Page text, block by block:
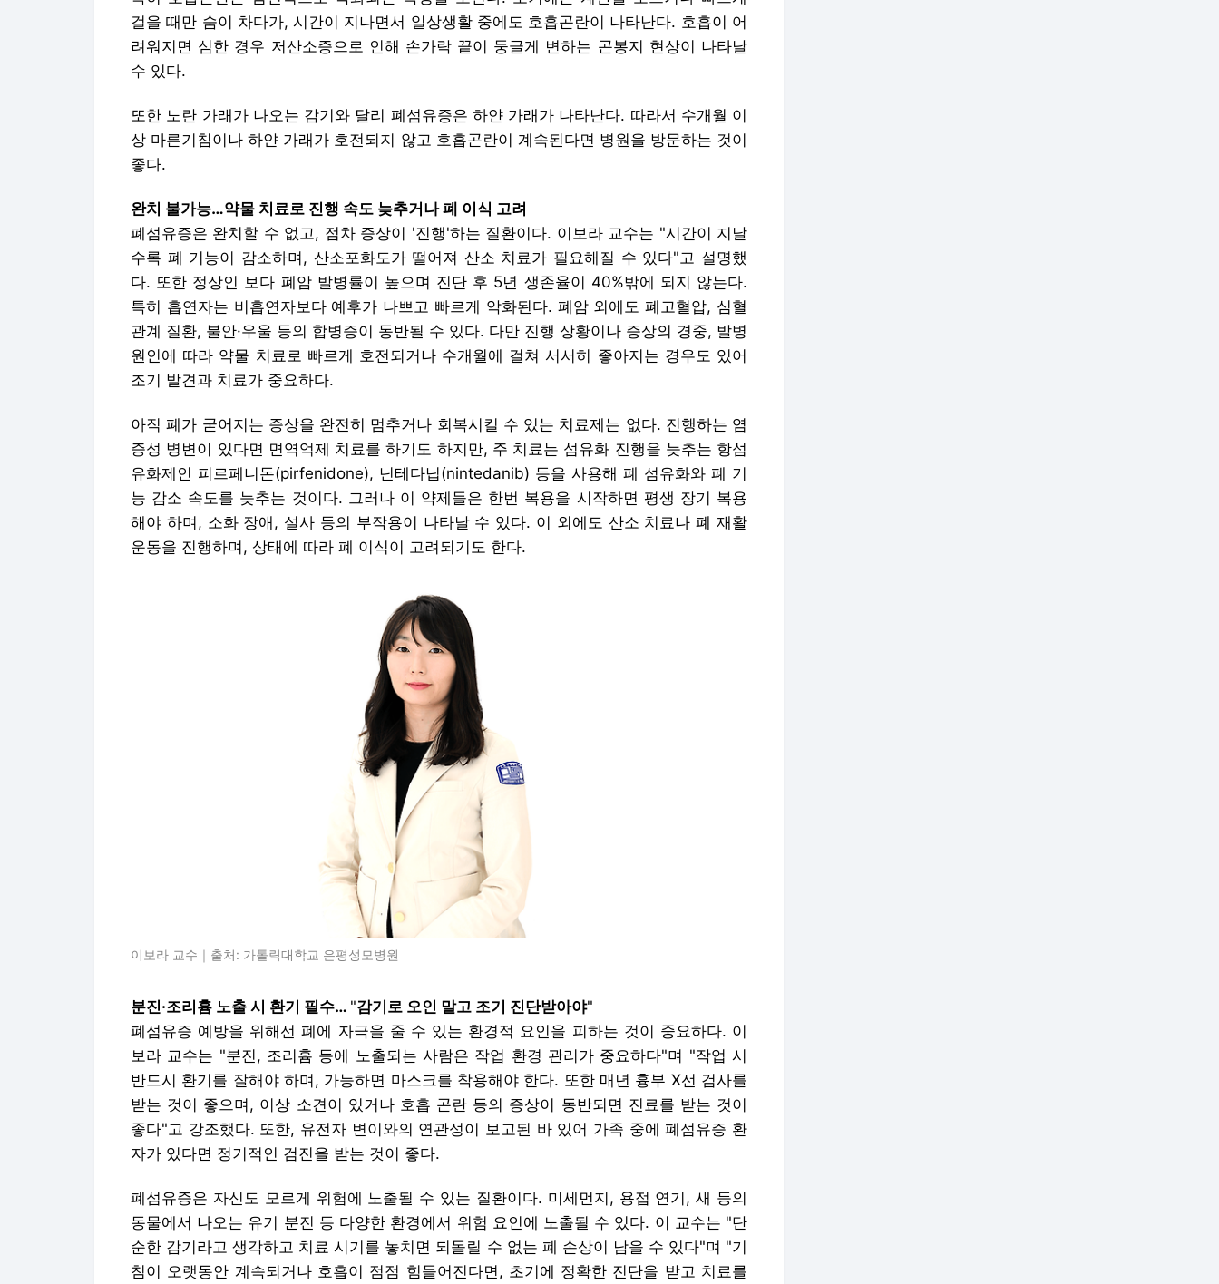
걸을 때만 숨이 차다가, 시간이 지나면서 일상생활 중에도 호흡곤란이 나타난다. 호흡이 어
려워지면 심한 경우 저산소증으로 인해 손가락 끝이 둥글게 변하는 곤봉지 현상이 나타날
수 있다.
또한 노란 가래가 나오는 감기와 달리 폐섬유증은 하얀 가래가 나타난다. 따라서 수개월 이
상 마른기침이나 하얀 가래가 호전되지 않고 호흡곤란이 계속된다면 병원을 방문하는 것이
좋다.
완치 불가능…약물 치료로 진행 속도 늦추거나 폐 이식 고려
폐섬유증은 완치할 수 없고, 점차 증상이 '진행'하는 질환이다. 이보라 교수는 "시간이 지날
수록 폐 기능이 감소하며, 산소포화도가 떨어져 산소 치료가 필요해질 수 있다"고 설명했
다. 또한 정상인 보다 폐암 발병률이 높으며 진단 후 5년 생존율이 40%밖에 되지 않는다.
특히 흡연자는 비흡연자보다 예후가 나쁘고 빠르게 악화된다. 폐암 외에도 폐고혈압, 심혈
관계 질환, 불안·우울 등의 합병증이 동반될 수 있다. 다만 진행 상황이나 증상의 경중, 발병
원인에 따라 약물 치료로 빠르게 호전되거나 수개월에 걸쳐 서서히 좋아지는 경우도 있어
조기 발견과 치료가 중요하다.
아직 폐가 굳어지는 증상을 완전히 멈추거나 회복시킬 수 있는 치료제는 없다. 진행하는 염
증성 병변이 있다면 면역억제 치료를 하기도 하지만, 주 치료는 섬유화 진행을 늦추는 항섬
유화제인 피르페니돈(pirfenidone), 닌테다닙(nintedanib) 등을 사용해 폐 섬유화와 폐 기
능 감소 속도를 늦추는 것이다. 그러나 이 약제들은 한번 복용을 시작하면 평생 장기 복용
해야 하며, 소화 장애, 설사 등의 부작용이 나타날 수 있다. 이 외에도 산소 치료나 폐 재활
운동을 진행하며, 상태에 따라 폐 이식이 고려되기도 한다.
이보라 교수｜출처: 가톨릭대학교 은평성모병원
분진·조리흄 노출 시 환기 필수… "감기로 오인 말고 조기 진단받아야"
폐섬유증 예방을 위해선 폐에 자극을 줄 수 있는 환경적 요인을 피하는 것이 중요하다. 이
보라 교수는 "분진, 조리흄 등에 노출되는 사람은 작업 환경 관리가 중요하다"며 "작업 시
반드시 환기를 잘해야 하며, 가능하면 마스크를 착용해야 한다. 또한 매년 흉부 X선 검사를
받는 것이 좋으며, 이상 소견이 있거나 호흡 곤란 등의 증상이 동반되면 진료를 받는 것이
좋다"고 강조했다. 또한, 유전자 변이와의 연관성이 보고된 바 있어 가족 중에 폐섬유증 환
자가 있다면 정기적인 검진을 받는 것이 좋다.
폐섬유증은 자신도 모르게 위험에 노출될 수 있는 질환이다. 미세먼지, 용접 연기, 새 등의
동물에서 나오는 유기 분진 등 다양한 환경에서 위험 요인에 노출될 수 있다. 이 교수는 "단
순한 감기라고 생각하고 치료 시기를 놓치면 되돌릴 수 없는 폐 손상이 남을 수 있다"며 "기
침이 오랫동안 계속되거나 호흡이 점점 힘들어진다면, 초기에 정확한 진단을 받고 치료를